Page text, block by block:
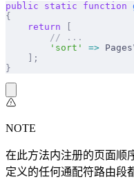
public static function
{
    return
        // ...
        'sort'
=> Pages
    ];
}
NOTE
在此方法内注册的页面
定义的任何通配符路由段